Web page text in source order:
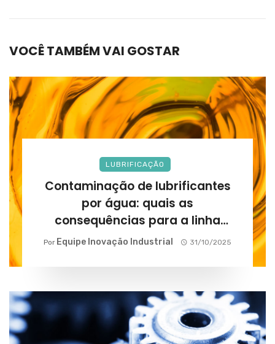
VOCÊ TAMBÉM VAI GOSTAR
LUBRIFICAÇÃO
Contaminação de lubrificantes
por água: quais as
consequências para a linha
produtiva?
Por Equipe Inovação Industrial 31/10/2025